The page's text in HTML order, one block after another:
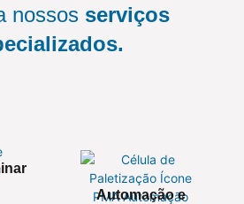
nossos serviços
Automação e